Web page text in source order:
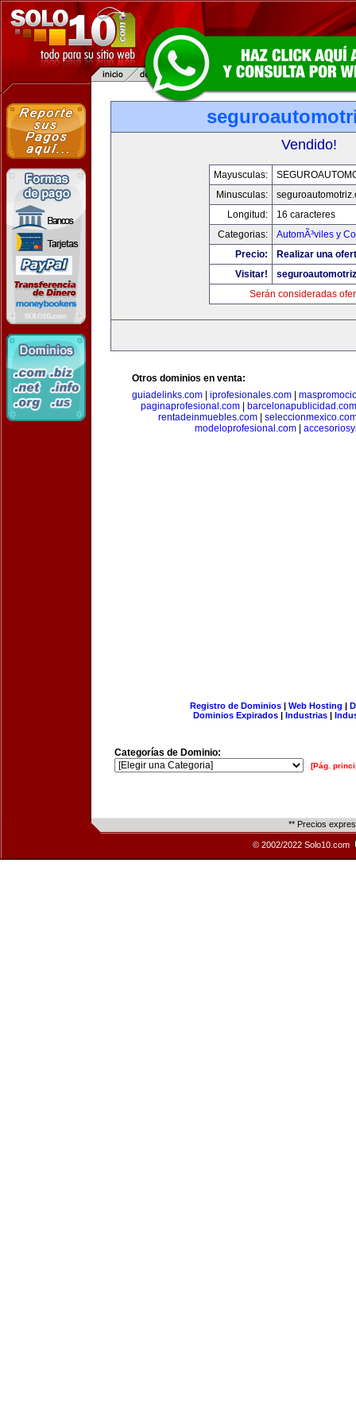
Vendido!
Mayusculas:
Minusculas:
Longitud:
16 caracteres
Categorias:
AutomÃ³viles y
Precio:
Realizar una
Visitar!
Serán consideradas
Otros dominios en venta:
guiadelinks.com
iprofesionales.com
paginaprofesional.com|
barcelonapublicidad.com
rentadeinmuebles.com
modeloprofesional.com
Registro de Dominios| Web Hosting |
Dominios Expirados | Industrias |
Categorías de Dominio:
[Pág.
** Precios
© 2002/2022 Solo10.com